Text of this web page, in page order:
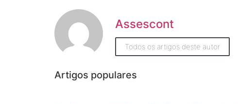
Assescont
Todos os artigos deste autor
Artigos populares